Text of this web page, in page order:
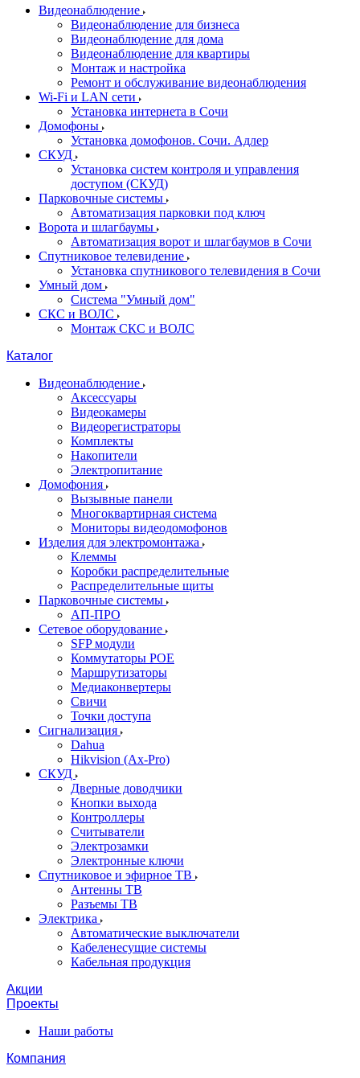
Видеонаблюдение
Видеонаблюдение для бизнеса
Видеонаблюдение для дома
Видеонаблюдение для квартиры
Монтаж и настройка
Ремонт и обслуживание видеонаблюдения
Wi-Fi и LAN сети
Установка интернета в Сочи
Домофоны
Установка домофонов. Сочи. Адлер
СКУД
Установка систем контроля и управления
доступом (СКУД)
Парковочные системы
Автоматизация парковки под ключ
Ворота и шлагбаумы
Автоматизация ворот и шлагбаумов в Сочи
Спутниковое телевидение
Установка спутникового телевидения в Сочи
Умный дом
Система "Умный дом"
СКС и ВОЛС
Монтаж СКС и ВОЛС
Каталог
Видеонаблюдение
Аксессуары
Видеокамеры
Видеорегистраторы
Комплекты
Накопители
Электропитание
Домофония
Вызывные панели
Многоквартирная система
Мониторы видеодомофонов
Изделия для электромонтажа
Клеммы
Коробки распределительные
Распределительные щиты
Парковочные системы
АП-ПРО
Сетевое оборудование
SFP модули
Коммутаторы POE
Маршрутизаторы
Медиаконвертеры
Свичи
Точки доступа
Сигнализация
Dahua
Hikvision (Ax-Pro)
СКУД
Дверные доводчики
Кнопки выхода
Контроллеры
Считыватели
Электрозамки
Электронные ключи
Спутниковое и эфирное ТВ
Антенны ТВ
Разъемы ТВ
Электрика
Автоматические выключатели
Кабеленесущие системы
Кабельная продукция
Акции
Проекты
Наши работы
Компания